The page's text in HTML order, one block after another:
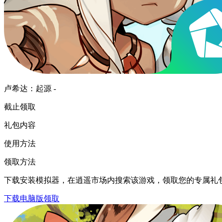
卢希达：起源 -
截止领取
礼包内容
使用方法
领取方法
下载安装模拟器，在逍遥市场内搜索该游戏，领取您的专属礼
下载电脑版领取